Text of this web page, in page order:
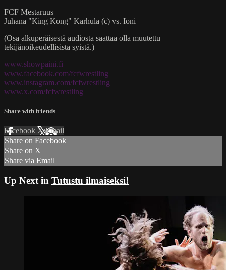
FCF Mestaruus
Juhana "King Kong" Karhula (c) vs. Ioni
(Osa alkuperäisestä audiosta saattaa olla muutettu
tekijänoikeudellisista syistä.)
www.showpaini.fi
www.facebook.com/fcfwrestling
www.instagram.com/fcfwrestling
www.x.com/fcfwrestling
Share with friends
Facebook XEmail
Share on Facebook
Share on X
Share via Email
Up Next in Tutustu ilmaiseksi!